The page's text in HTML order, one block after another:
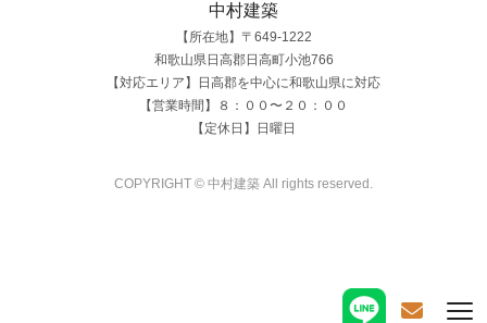
中村建築
【所在地】〒649-1222
和歌山県日高郡日高町小池766
【対応エリア】日高郡を中心に和歌山県に対応
【営業時間】８：００〜２０：００
【定休日】日曜日
COPYRIGHT © 中村建築 All rights reserved.